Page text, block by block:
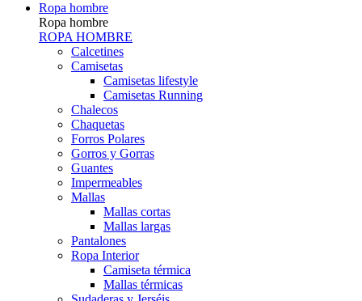
Ropa hombre
Ropa hombre
ROPA HOMBRE
Calcetines
Camisetas
Camisetas lifestyle
Camisetas Running
Chalecos
Chaquetas
Forros Polares
Gorros y Gorras
Guantes
Impermeables
Mallas
Mallas cortas
Mallas largas
Pantalones
Ropa Interior
Camiseta térmica
Mallas térmicas